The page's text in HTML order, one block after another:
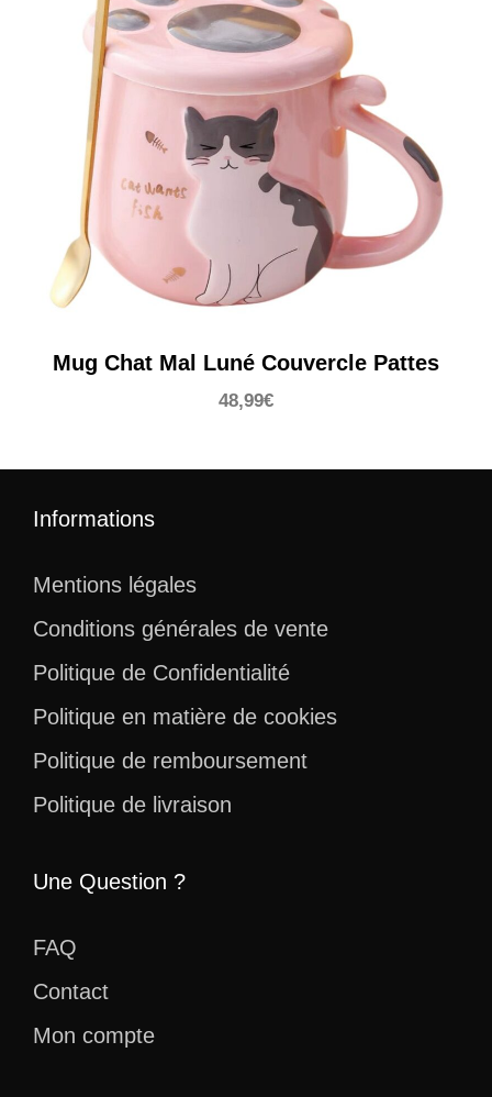
Mug Chat Mal Luné Couvercle Pattes
48,99€
Informations
Mentions légales
Conditions générales de vente
Politique de Confidentialité
Politique en matière de cookies
Politique de remboursement
Politique de livraison
Une Question ?
FAQ
Contact
Mon compte